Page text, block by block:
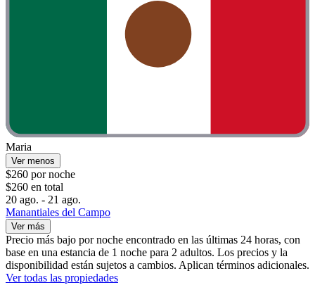
Maria
Ver menos
$260 por noche
$260 en total
20 ago. - 21 ago.
Manantiales del Campo
Ver más
Precio más bajo por noche encontrado en las últimas 24 horas, con
base en una estancia de 1 noche para 2 adultos. Los precios y la
disponibilidad están sujetos a cambios. Aplican términos adicionales.
Ver todas las propiedades